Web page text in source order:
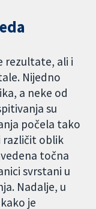
rezultate, ali i
Nijedno
a neke od
su
počela tako
različit oblik
točna
svrstani u
Nadalje, u
je